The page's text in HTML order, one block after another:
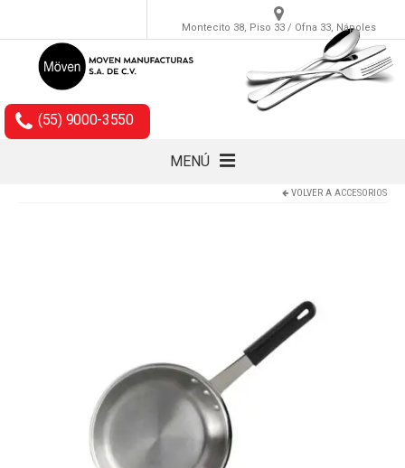
Montecito 38, Piso 33 / Ofna 33, Nápoles
(55) 9000-3550
MENÚ
VOLVER A ACCESORIOS